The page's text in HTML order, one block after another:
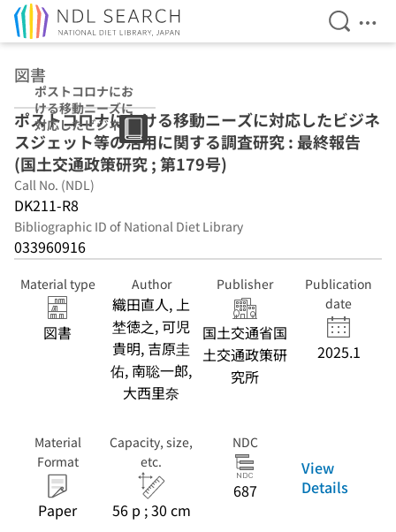
Open
図書
ポストコロナにお
ける移動ニーズに
対応したビジネス
ジェット等の活用
に関する調査研究
: 最終報告 (国土交
通政策研究 ; 第
179号)
ポストコロナにおける移動ニーズに対応したビジネ
スジェット等の活用に関する調査研究 : 最終報告
(国土交通政策研究 ; 第179号)
Call No. (NDL)
DK211-R8
Bibliographic ID of National Diet Library
033960916
Material type
図書
Author
織田直人, 上
埜徳之, 可児
貴明, 吉原圭
佑, 南聡一郎,
大西里奈
Publisher
国土交通省国
土交通政策研
究所
Publication
date
2025.1
Material
Format
Paper
Capacity, size,
etc.
56 p ; 30 cm
NDC
687
View
Details